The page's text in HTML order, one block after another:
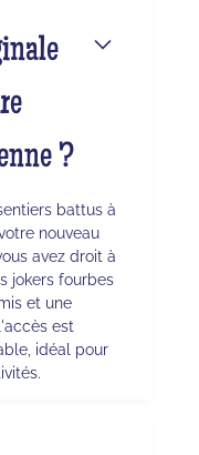
?
battus à
nouveau
avez droit à
jokers fourbes
et une
est
idéal pour